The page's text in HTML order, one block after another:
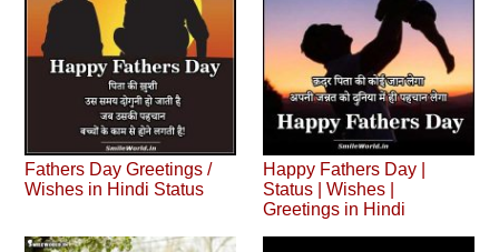
Fathers Day Greetings /
Wishes in Hindi Status
Happy Fathers Day |
Status | Wishes |
Greetings in Hindi